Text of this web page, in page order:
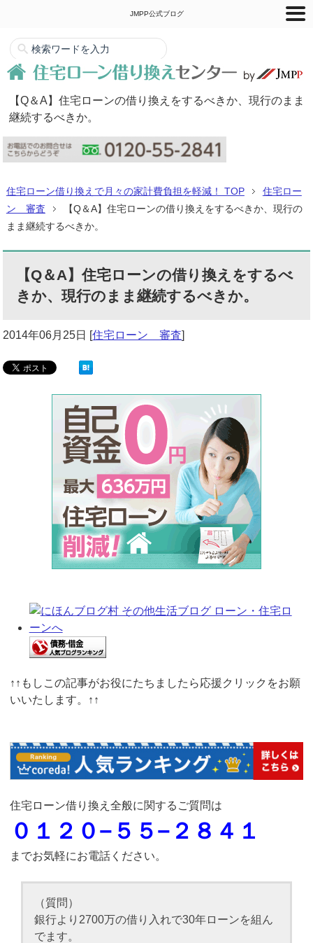
【Q＆A】住宅ローンの借り換えをするべきか、現行のまま
継続するべきか。
住宅ローン借り換えで月々の家計費負担を軽減！ TOP
住宅ロー
ン 審査
【Q＆A】住宅ローンの借り換えをするべきか、現行の
まま継続するべきか。
【Q＆A】住宅ローンの借り換えをするべ
きか、現行のまま継続するべきか。
2014年06月25日 [住宅ローン 審査]
↑↑もしこの記事がお役にたちましたら応援クリックをお願
いいたします。↑↑
住宅ローン借り換え全般に関するご質問は
０１２０−５５−２８４１
までお気軽にお電話ください。
（質問）
銀行より2700万の借り入れで30年ローンを組ん
でます。
JMPP公式ブログ